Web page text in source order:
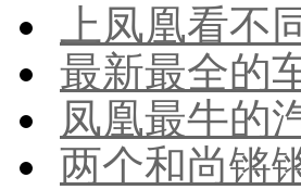
上凤凰看不
最新最全的
凤凰最牛的
两个和尚锵